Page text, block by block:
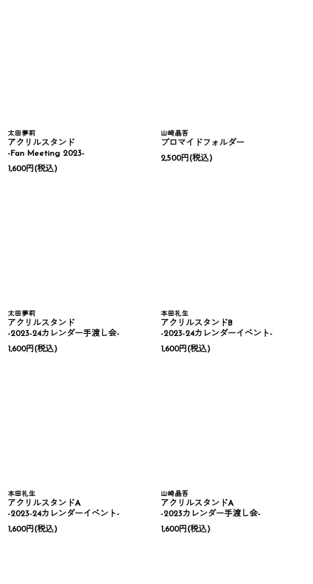
太田夢莉
アクリルスタンド
-Fan Meeting 2023-
1,600円(税込)
山崎晶吾
ブロマイドフォルダー
2,500円(税込)
太田夢莉
アクリルスタンド
-2023-24カレンダー手渡し会-
1,600円(税込)
本田礼生
アクリルスタンドB
-2023-24カレンダーイベント-
1,600円(税込)
本田礼生
アクリルスタンドA
-2023-24カレンダーイベント-
1,600円(税込)
山崎晶吾
アクリルスタンドA
-2023カレンダー手渡し会-
1,600円(税込)